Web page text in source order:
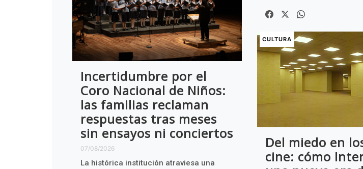
Incertidumbre por el
Coro Nacional de Niños:
las familias reclaman
respuestas tras meses
sin ensayos ni conciertos
07/08/2026
La histórica institución atraviesa una
CULTURA
Del miedo en
cine: cómo